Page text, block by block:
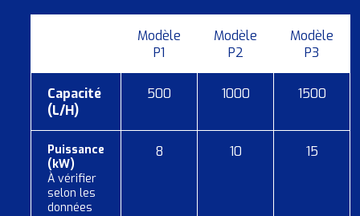
Modèle
P1
Modèle
P2
Modèle
P3
Capacité
(L/H)
500 1000 1500
Puissance
(kW)
À vérifier
selon les
données
8 10 15